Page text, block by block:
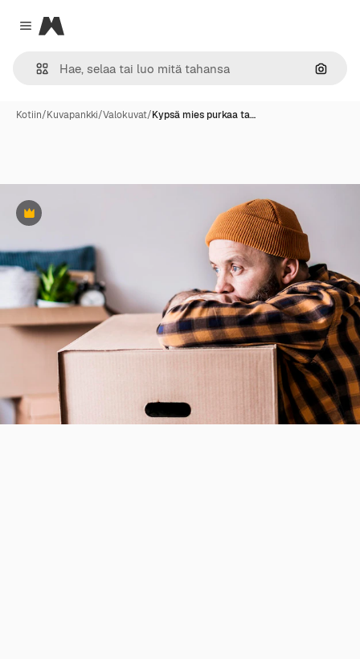
Close menu
Magnific
Hae
Kotiin/Kuvapankki/Valokuvat/Kypsä mies purkaa ta…
Premium